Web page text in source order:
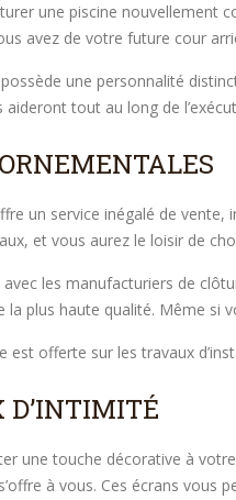
une piscine nouvellement
avez de votre future cour
une personnalité
tout au long de
un service inégalé de
et vous aurez le loisir de
les manufacturiers de
la plus haute qualité. Même si
est offerte sur les travaux
D’INTIMITÉ
une touche décorative à
à vous. Ces écrans